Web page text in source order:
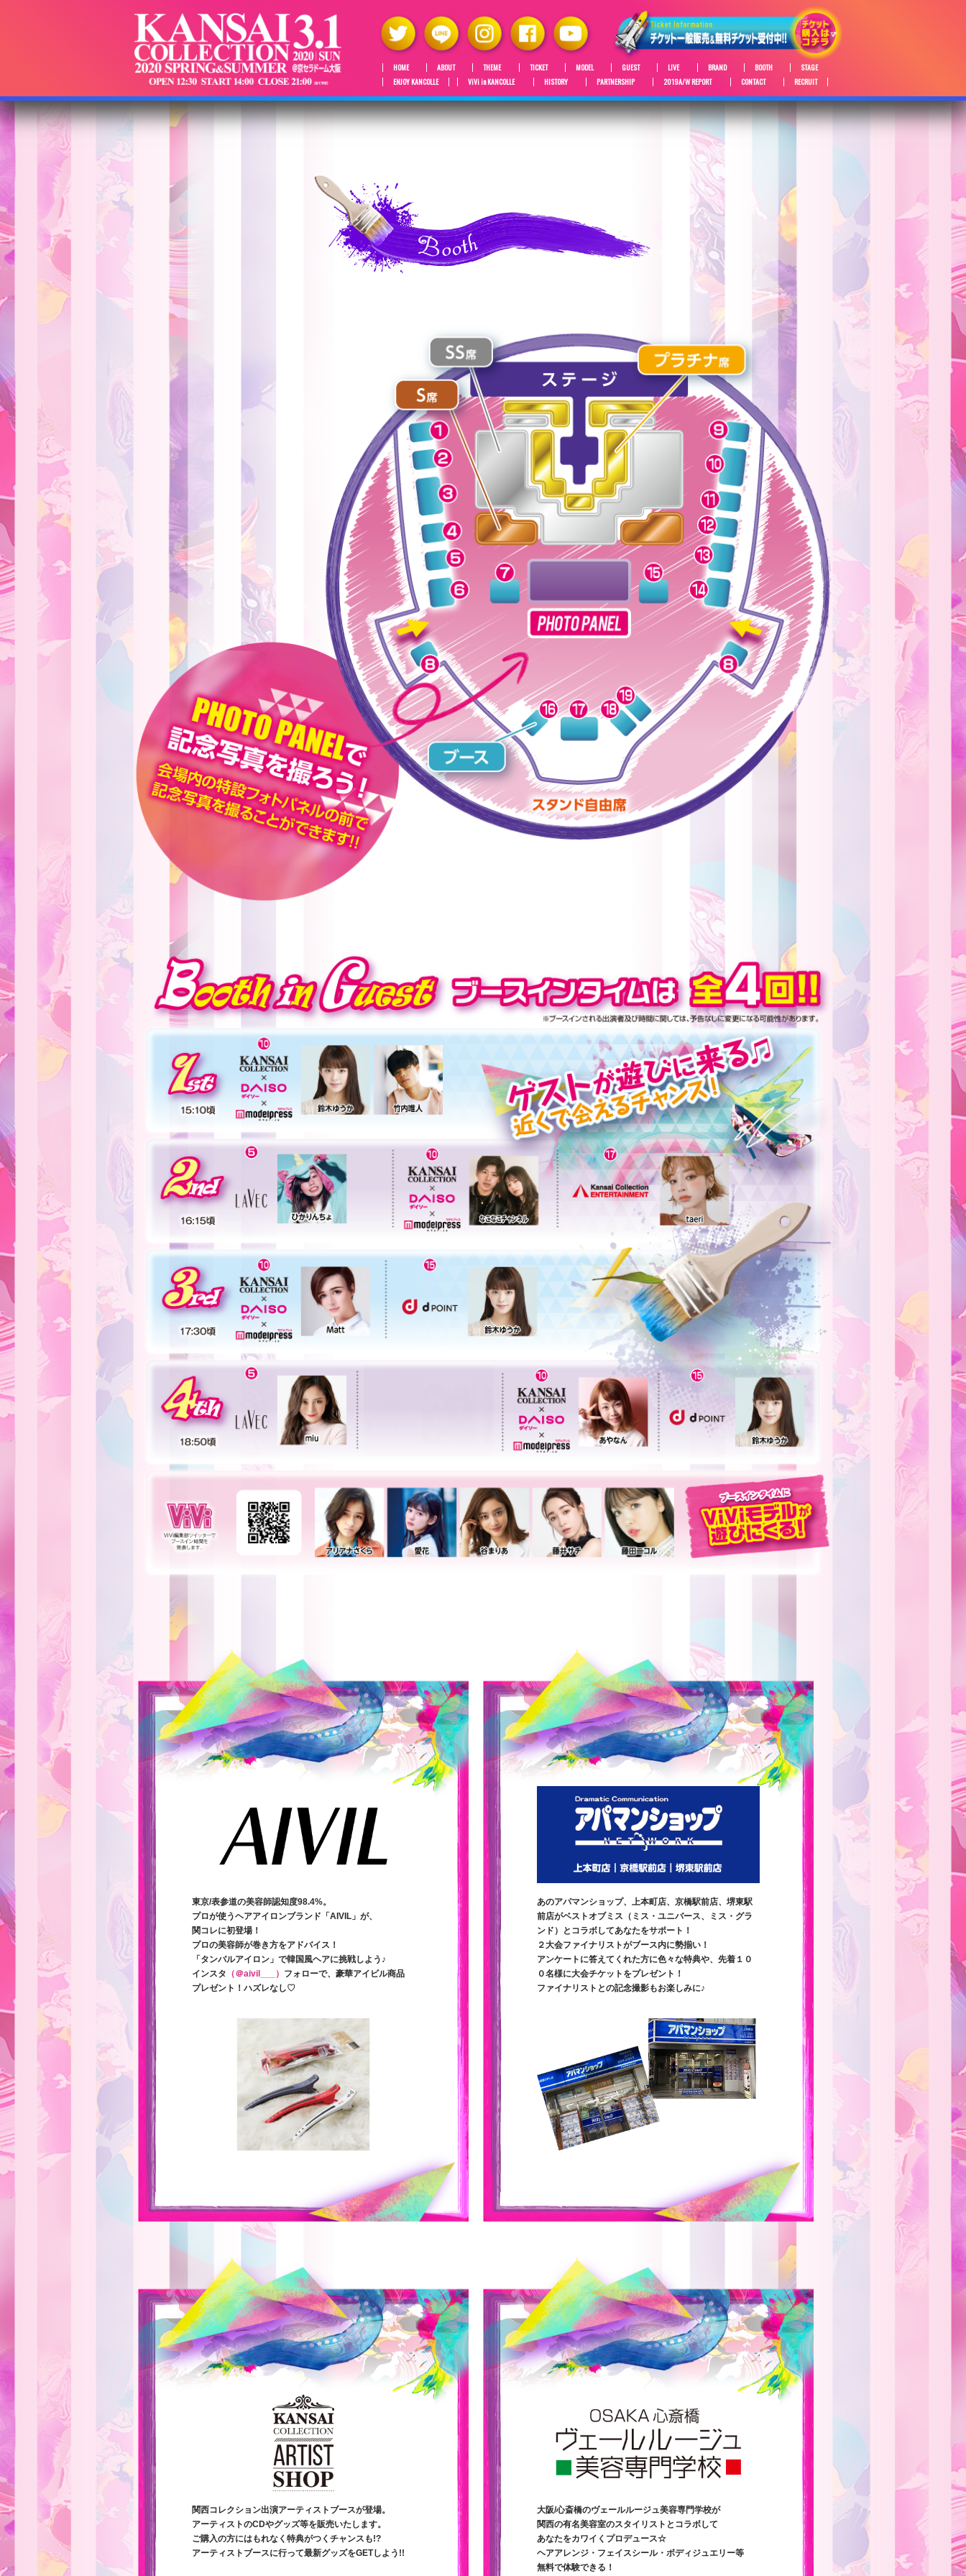
HOME ABOUT THEME TICKET MODEL GUEST LIVE BRAND BOOTH
STAGE
ENJOY KANCOLLE
ViVi in KANCOLLE HISTORY PARTNERSHIP 2019A/W REPORT CONTACT RECRUIT
東京/表参道の美容師認知度98.4%。
プロが使うヘアアイロンブランド「AIVIL」が、
関コレに初登場！
プロの美容師が巻き方をアドバイス！
「タンバルアイロン」で韓国風ヘアに挑戦しよう♪
インスタ （＠aivil___） フォローで、豪華アイビル商品
プレゼント！ハズレなし♡
あのアパマンショップ、上本町店、京橋駅前店、堺東駅
前店がベストオブミス（ミス・ユニバース、ミス・グラ
ンド）とコラボしてあなたをサポート！
２大会ファイナリストがブース内に勢揃い！
アンケートに答えてくれた方に色々な特典や、先着１０
０名様に大会チケットをプレゼント！
ファイナリストとの記念撮影もお楽しみに♪
関西コレクション出演アーティストブースが登場。
アーティストのCDやグッズ等を販売いたします。
ご購入の方にはもれなく特典がつくチャンスも!?
アーティストブースに行って最新グッズをGETしよう!!
大阪/心斎橋のヴェールルージュ美容専門学校が
関西の有名美容室のスタイリストとコラボして
あなたをカワイくプロデュース☆
ヘアアレンジ・フェイスシール・ ボディジュエリー等
無料で体験できる！